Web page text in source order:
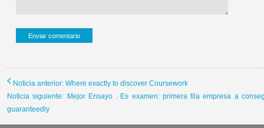
Noticia anterior: Where exactly to discover Coursework
Noticia siguiente: Mejor Ensayo . Es examen: primera fila empresa a
guaranteedly